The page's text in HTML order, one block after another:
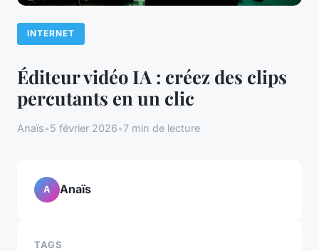
INTERNET
Éditeur vidéo IA : créez des clips
percutants en un clic
Anaïs•5 février 2026•7 min de lecture
A Anaïs
TAGS